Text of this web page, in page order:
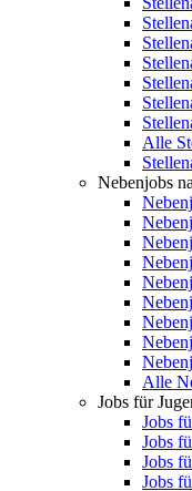
Alle
Nebenjobs
Alle
Jobs für
Jobs
Jobs
Jobs
Jobs